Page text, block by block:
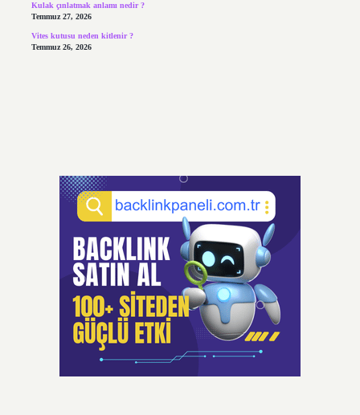
Kulak çınlatmak anlamı nedir ?
Temmuz 27, 2026
Vites kutusu neden kitlenir ?
Temmuz 26, 2026